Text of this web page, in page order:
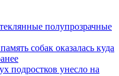
полупрозрачные
собак оказалась куда
подростков унесло на